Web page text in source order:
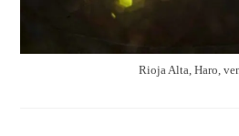
Rioja Alta, Haro,